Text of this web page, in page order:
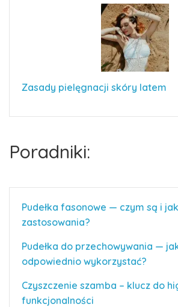
Zasady pielęgnacji skóry latem
Poradniki:
Pudełka fasonowe — czym są i
zastosowania?
Pudełka do przechowywania —
odpowiednio wykorzystać?
Czyszczenie szamba – klucz do
funkcjonalności